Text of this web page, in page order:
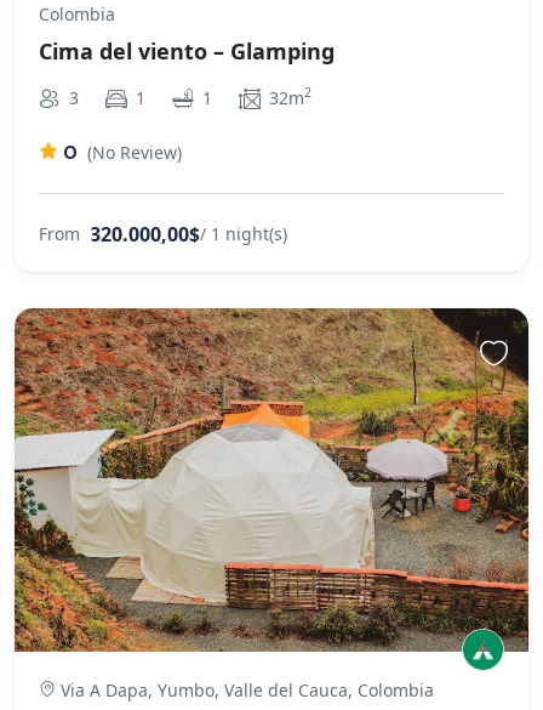
Colombia
Cima del viento – Glamping
3 1 1 32m2
0 (No Review)
From 320.000,00$/ 1 night(s)
Via A Dapa, Yumbo, Valle del Cauca, Colombia